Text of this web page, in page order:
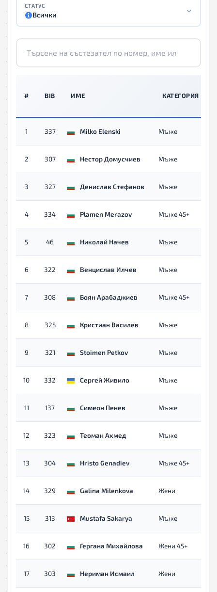
СТАТУС
Всички
# BIB ИМЕ КАТЕГОРИЯ
1 337 Milko Elenski Мъже
2 307 Нестор Домусчиев Мъже
3 327 Денислав Стефанов Мъже
4 334 Plamen Merazov Мъже 45+
5 46 Николай Начев Мъже
6 322 Венцислав Илчев Мъже
7 308 Боян Арабаджиев Мъже 45+
8 325 Кристиан Василев Мъже
9 321 Stoimen Petkov Мъже
10 332 Сергей Живило Мъже
11 137 Симеон Пенев Мъже
12 323 Теоман Ахмед Мъже
13 304 Hristo Genadiev Мъже 45+
14 329 Galina Milenkova Жени
15 313 Mustafa Sakarya Мъже
16 302 Гергана Михайлова Жени 45+
17 303 Нериман Исмаил Жени